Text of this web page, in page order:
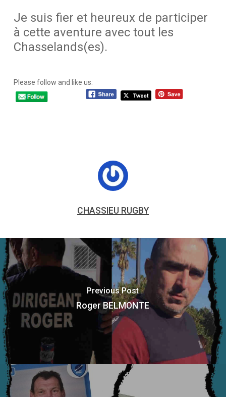
Je suis fier et heureux de participer
à cette aventure avec tout les
Chasselands(es).
Please follow and like us:
CHASSIEU RUGBY
Previous Post
Roger BELMONTE